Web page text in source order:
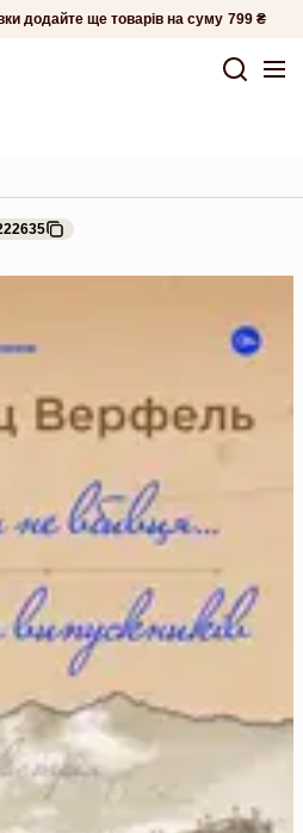
додайте ще товарів на суму 799 ₴